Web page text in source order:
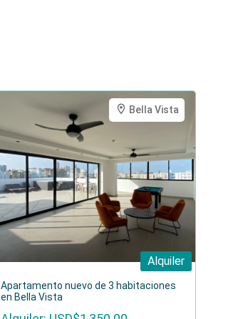
Bella Vista
Alquiler
Apartamento nuevo de 3 habitaciones
en Bella Vista